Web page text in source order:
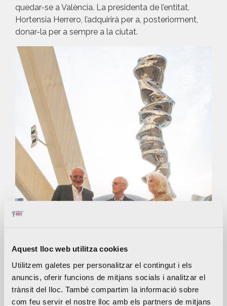
Aquest lloc web utilitza cookies
Utilitzem galetes per personalitzar el contingut i els
anuncis, oferir funcions de mitjans socials i analitzar el
trànsit del lloc. També compartim la informació sobre
com feu servir el nostre lloc amb els partners de mitjans
quedar-se a València. La presidenta de l’entitat,
Hortensia Herrero, l’adquirirà per a, posteriorment,
donar-la per a sempre a la ciutat.